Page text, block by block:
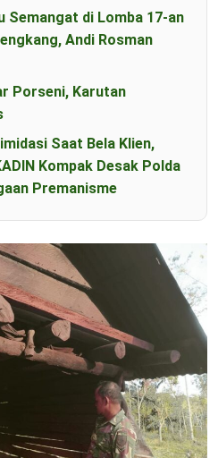
Semangat di Lomba 17-an
Andi Rosman
Porseni, Karutan
Saat Bela Klien,
Kompak Desak Polda
Premanisme